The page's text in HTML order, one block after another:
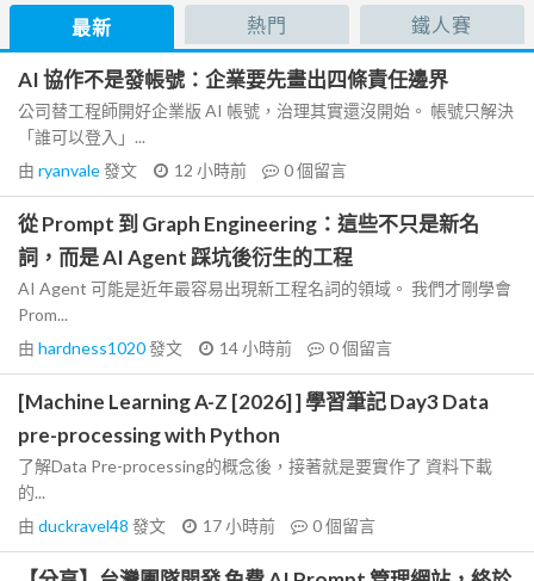
最新 熱門 鐵人賽
AI 協作不是發帳號：企業要先畫出四條責任邊界
公司替工程師開好企業版 AI 帳號，治理其實還沒開始。 帳號只解決
「誰可以登入」...
由 ryanvale發文 12 小時前 0個留言
從 Prompt 到 Graph Engineering：這些不只是新名
詞，而是 AI Agent 踩坑後衍生的工程
AI Agent 可能是近年最容易出現新工程名詞的領域。 我們才剛學會
Prom...
由 hardness1020發文 14 小時前 0個留言
[Machine Learning A-Z [2026] ] 學習筆記 Day3 Data
pre-processing with Python
了解Data Pre-processing的概念後，接著就是要實作了 資料下載
的...
由 duckravel48 發文 17 小時前 0個留言